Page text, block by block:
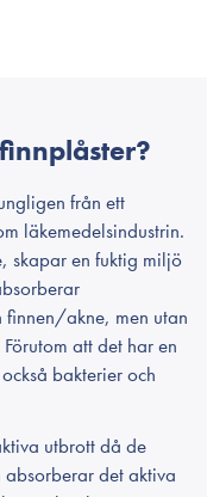
från ett
läkemedelsindustrin.
skapar en fuktig miljö
finnen/akne, men utan
att det har en
bakterier och
utbrott då de
det aktiva